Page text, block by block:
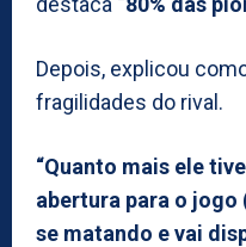
Depois, explicou
fragilidades do rival.
“Quanto mais ele
abertura para o
se matando e vai